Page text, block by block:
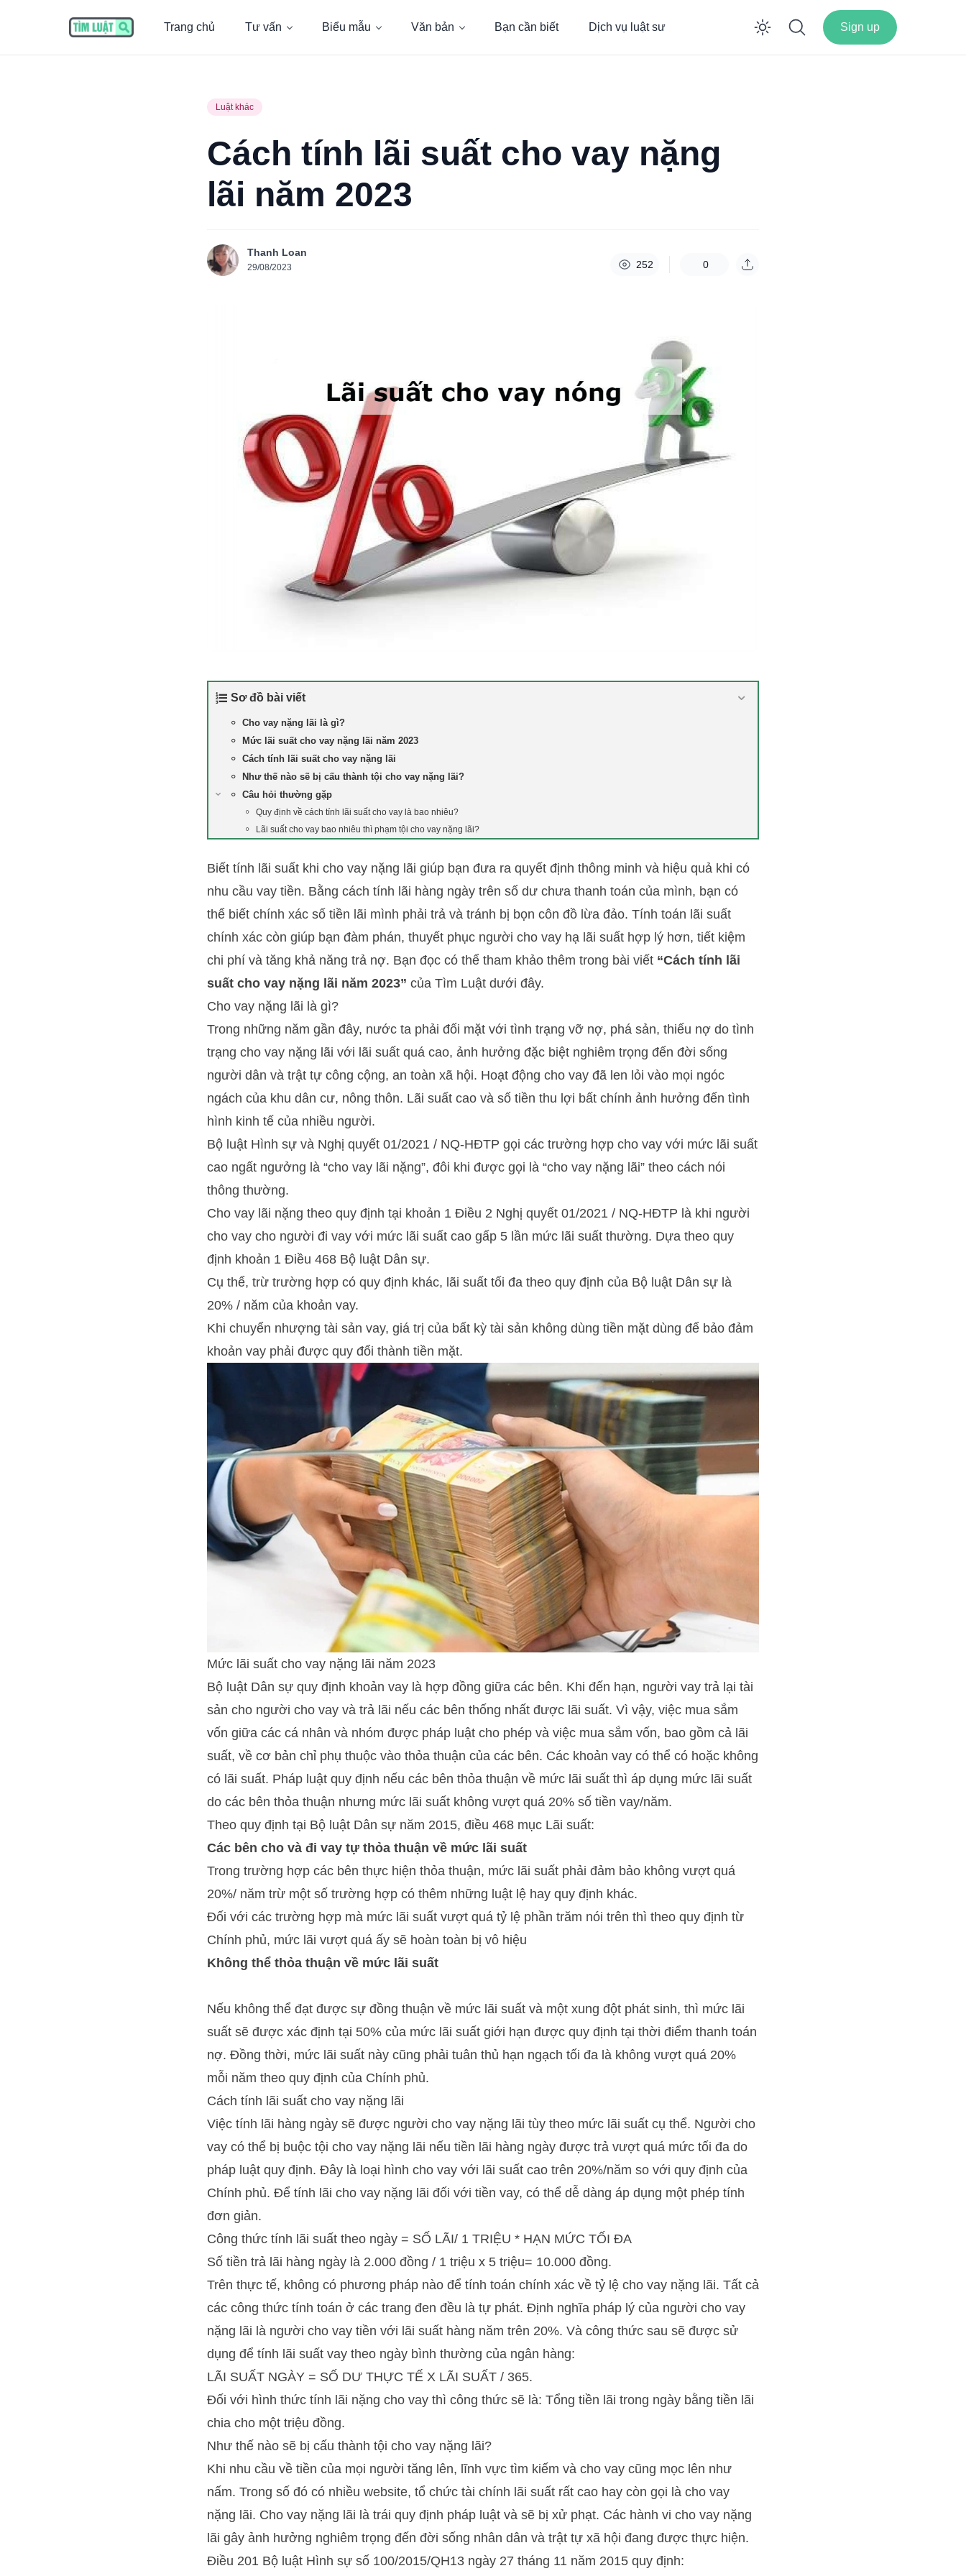
Trang chủ Tư vấn Biểu mẫu Văn bản Bạn cần biết Dịch vụ luật sư Enable dark mode
Sign up
Luật khác
Cách tính lãi suất cho vay nặng
lãi năm 2023
Thanh Loan
29/08/2023 252 0
Sơ đồ bài viết
Cho vay nặng lãi là gì?
Mức lãi suất cho vay nặng lãi năm 2023
Cách tính lãi suất cho vay nặng lãi
Như thế nào sẽ bị cấu thành tội cho vay nặng lãi?
Câu hỏi thường gặp
Quy định về cách tính lãi suất cho vay là bao nhiêu?
Lãi suất cho vay bao nhiêu thì phạm tội cho vay nặng lãi?
Biết tính lãi suất khi cho vay nặng lãi giúp bạn đưa ra quyết định thông minh và hiệu quả khi có
nhu cầu vay tiền. Bằng cách tính lãi hàng ngày trên số dư chưa thanh toán của mình, bạn có
thể biết chính xác số tiền lãi mình phải trả và tránh bị bọn côn đồ lừa đảo. Tính toán lãi suất
chính xác còn giúp bạn đàm phán, thuyết phục người cho vay hạ lãi suất hợp lý hơn, tiết kiệm
chi phí và tăng khả năng trả nợ. Bạn đọc có thể tham khảo thêm trong bài viết “Cách tính lãi
suất cho vay nặng lãi năm 2023” của Tìm Luật dưới đây.
Cho vay nặng lãi là gì?
Trong những năm gần đây, nước ta phải đối mặt với tình trạng vỡ nợ, phá sản, thiếu nợ do tình
trạng cho vay nặng lãi với lãi suất quá cao, ảnh hưởng đặc biệt nghiêm trọng đến đời sống
người dân và trật tự công cộng, an toàn xã hội. Hoạt động cho vay đã len lỏi vào mọi ngóc
ngách của khu dân cư, nông thôn. Lãi suất cao và số tiền thu lợi bất chính ảnh hưởng đến tình
hình kinh tế của nhiều người.
Bộ luật Hình sự và Nghị quyết 01/2021 / NQ-HĐTP gọi các trường hợp cho vay với mức lãi suất
cao ngất ngưởng là “cho vay lãi nặng”, đôi khi được gọi là “cho vay nặng lãi” theo cách nói
thông thường.
Cho vay lãi nặng theo quy định tại khoản 1 Điều 2 Nghị quyết 01/2021 / NQ-HĐTP là khi người
cho vay cho người đi vay với mức lãi suất cao gấp 5 lần mức lãi suất thường. Dựa theo quy
định khoản 1 Điều 468 Bộ luật Dân sự.
Cụ thể, trừ trường hợp có quy định khác, lãi suất tối đa theo quy định của Bộ luật Dân sự là
20% / năm của khoản vay.
Khi chuyển nhượng tài sản vay, giá trị của bất kỳ tài sản không dùng tiền mặt dùng để bảo đảm
khoản vay phải được quy đổi thành tiền mặt.
Mức lãi suất cho vay nặng lãi năm 2023
Bộ luật Dân sự quy định khoản vay là hợp đồng giữa các bên. Khi đến hạn, người vay trả lại tài
sản cho người cho vay và trả lãi nếu các bên thống nhất được lãi suất. Vì vậy, việc mua sắm
vốn giữa các cá nhân và nhóm được pháp luật cho phép và việc mua sắm vốn, bao gồm cả lãi
suất, về cơ bản chỉ phụ thuộc vào thỏa thuận của các bên. Các khoản vay có thể có hoặc không
có lãi suất. Pháp luật quy định nếu các bên thỏa thuận về mức lãi suất thì áp dụng mức lãi suất
do các bên thỏa thuận nhưng mức lãi suất không vượt quá 20% số tiền vay/năm.
Theo quy định tại Bộ luật Dân sự năm 2015, điều 468 mục Lãi suất:
Các bên cho và đi vay tự thỏa thuận về mức lãi suất
Trong trường hợp các bên thực hiện thỏa thuận, mức lãi suất phải đảm bảo không vượt quá
20%/ năm trừ một số trường hợp có thêm những luật lệ hay quy định khác.
Đối với các trường hợp mà mức lãi suất vượt quá tỷ lệ phần trăm nói trên thì theo quy định từ
Chính phủ, mức lãi vượt quá ấy sẽ hoàn toàn bị vô hiệu
Không thể thỏa thuận về mức lãi suất
Nếu không thể đạt được sự đồng thuận về mức lãi suất và một xung đột phát sinh, thì mức lãi
suất sẽ được xác định tại 50% của mức lãi suất giới hạn được quy định tại thời điểm thanh toán
nợ. Đồng thời, mức lãi suất này cũng phải tuân thủ hạn ngạch tối đa là không vượt quá 20%
mỗi năm theo quy định của Chính phủ.
Cách tính lãi suất cho vay nặng lãi
Việc tính lãi hàng ngày sẽ được người cho vay nặng lãi tùy theo mức lãi suất cụ thể. Người cho
vay có thể bị buộc tội cho vay nặng lãi nếu tiền lãi hàng ngày được trả vượt quá mức tối đa do
pháp luật quy định. Đây là loại hình cho vay với lãi suất cao trên 20%/năm so với quy định của
Chính phủ. Để tính lãi cho vay nặng lãi đối với tiền vay, có thể dễ dàng áp dụng một phép tính
đơn giản.
Công thức tính lãi suất theo ngày = SỐ LÃI/ 1 TRIỆU * HẠN MỨC TỐI ĐA
Số tiền trả lãi hàng ngày là 2.000 đồng / 1 triệu x 5 triệu= 10.000 đồng.
Trên thực tế, không có phương pháp nào để tính toán chính xác về tỷ lệ cho vay nặng lãi. Tất cả
các công thức tính toán ở các trang đen đều là tự phát. Định nghĩa pháp lý của người cho vay
nặng lãi là người cho vay tiền với lãi suất hàng năm trên 20%. Và công thức sau sẽ được sử
dụng để tính lãi suất vay theo ngày bình thường của ngân hàng:
LÃI SUẤT NGÀY = SỐ DƯ THỰC TẾ X LÃI SUẤT / 365.
Đối với hình thức tính lãi nặng cho vay thì công thức sẽ là: Tổng tiền lãi trong ngày bằng tiền lãi
chia cho một triệu đồng.
Như thế nào sẽ bị cấu thành tội cho vay nặng lãi?
Khi nhu cầu về tiền của mọi người tăng lên, lĩnh vực tìm kiếm và cho vay cũng mọc lên như
nấm. Trong số đó có nhiều website, tổ chức tài chính lãi suất rất cao hay còn gọi là cho vay
nặng lãi. Cho vay nặng lãi là trái quy định pháp luật và sẽ bị xử phạt. Các hành vi cho vay nặng
lãi gây ảnh hưởng nghiêm trọng đến đời sống nhân dân và trật tự xã hội đang được thực hiện.
Điều 201 Bộ luật Hình sự số 100/2015/QH13 ngày 27 tháng 11 năm 2015 quy định: